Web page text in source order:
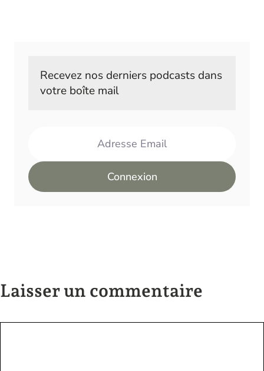
Recevez nos derniers podcasts dans
votre boîte mail
Adresse Email
Connexion
Laisser un commentaire